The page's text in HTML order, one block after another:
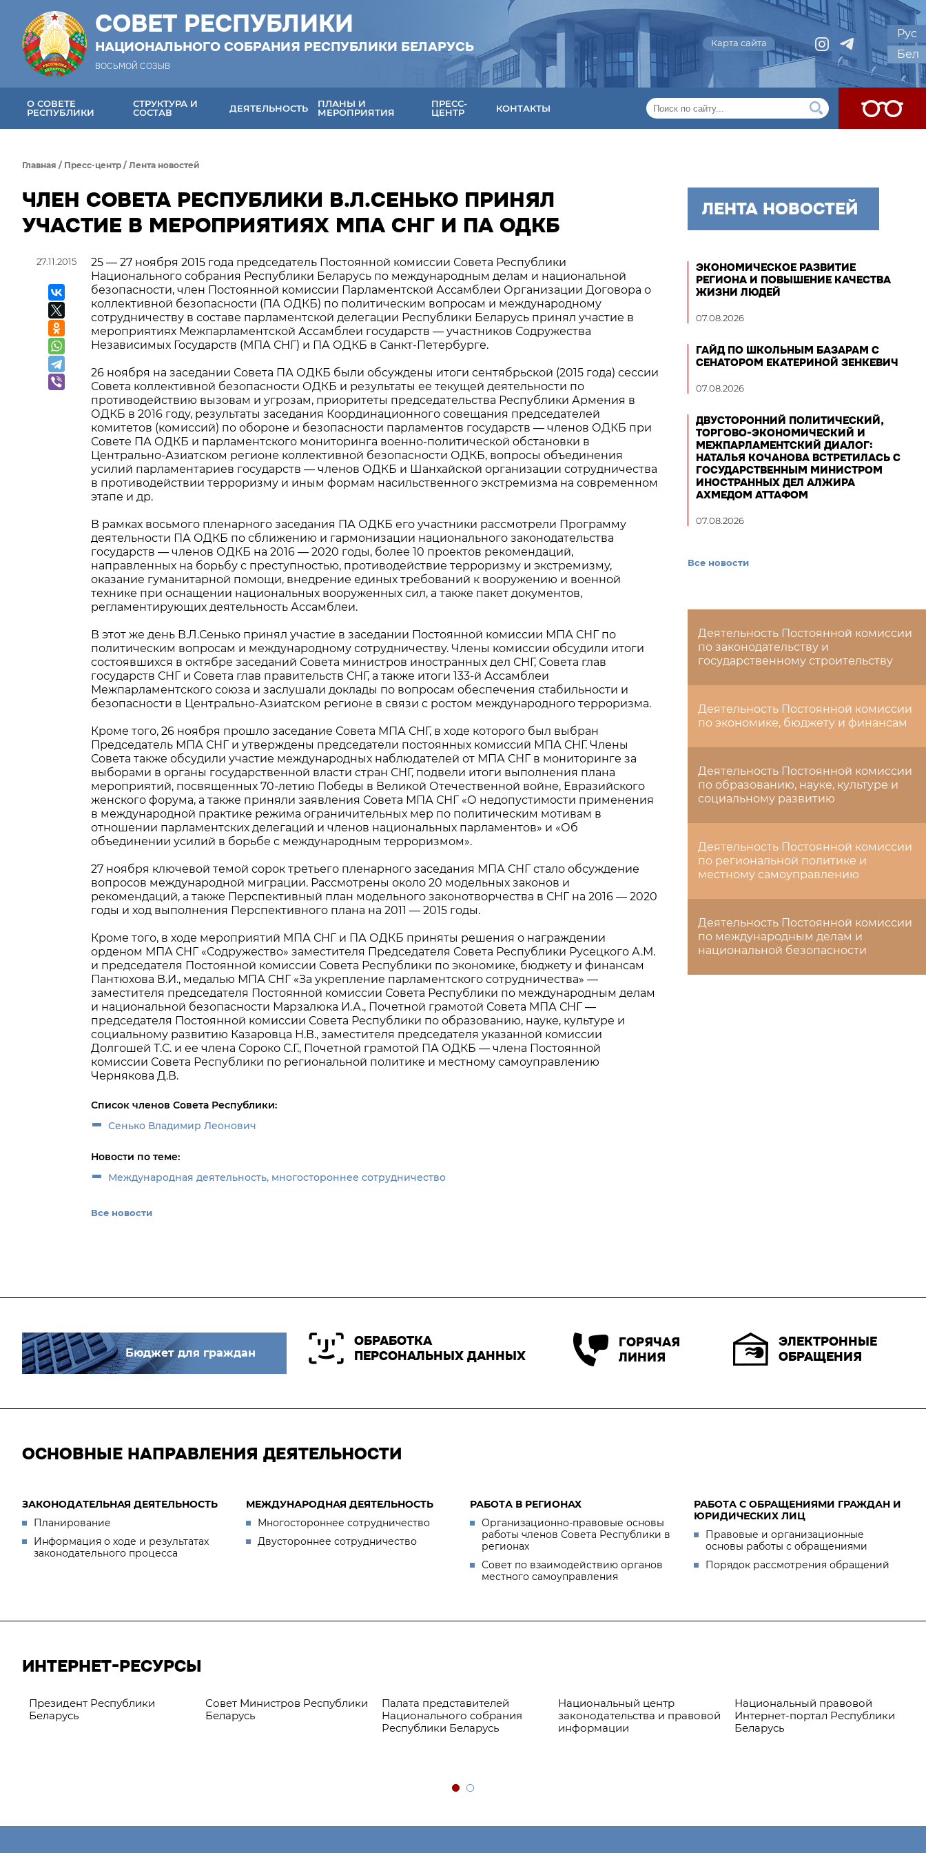
СОВЕТ РЕСПУБЛИКИ
НАЦИОНАЛЬНОГО СОБРАНИЯ РЕСПУБЛИКИ БЕЛАРУСЬ
ВОСЬМОЙ СОЗЫВ
Карта сайта
Рус
Бел
О СОВЕТЕ
РЕСПУБЛИКИ
СТРУКТУРА И
СОСТАВ
ДЕЯТЕЛЬНОСТЬ
ПЛАНЫ И
МЕРОПРИЯТИЯ
ПРЕСС-
ЦЕНТР
КОНТАКТЫ
Главная / Пресс-центр / Лента новостей
ЧЛЕН СОВЕТА РЕСПУБЛИКИ В.Л.СЕНЬКО ПРИНЯЛ
УЧАСТИЕ В МЕРОПРИЯТИЯХ МПА СНГ И ПА ОДКБ
27.11.2015
25 — 27 ноября 2015 года председатель Постоянной комиссии Совета Республики
Национального собрания Республики Беларусь по международным делам и национальной
безопасности, член Постоянной комиссии Парламентской Ассамблеи Организации Договора о
коллективной безопасности (ПА ОДКБ) по политическим вопросам и международному
сотрудничеству в составе парламентской делегации Республики Беларусь принял участие в
мероприятиях Межпарламентской Ассамблеи государств — участников Содружества
Независимых Государств (МПА СНГ) и ПА ОДКБ в Санкт-Петербурге.
26 ноября на заседании Совета ПА ОДКБ были обсуждены итоги сентябрьской (2015 года) сессии
Совета коллективной безопасности ОДКБ и результаты ее текущей деятельности по
противодействию вызовам и угрозам, приоритеты председательства Республики Армения в
ОДКБ в 2016 году, результаты заседания Координационного совещания председателей
комитетов (комиссий) по обороне и безопасности парламентов государств — членов ОДКБ при
Совете ПА ОДКБ и парламентского мониторинга военно-политической обстановки в
Центрально-Азиатском регионе коллективной безопасности ОДКБ, вопросы объединения
усилий парламентариев государств — членов ОДКБ и Шанхайской организации сотрудничества
в противодействии терроризму и иным формам насильственного экстремизма на современном
этапе и др.
В рамках восьмого пленарного заседания ПА ОДКБ его участники рассмотрели Программу
деятельности ПА ОДКБ по сближению и гармонизации национального законодательства
государств — членов ОДКБ на 2016 — 2020 годы, более 10 проектов рекомендаций,
направленных на борьбу с преступностью, противодействие терроризму и экстремизму,
оказание гуманитарной помощи, внедрение единых требований к вооружению и военной
технике при оснащении национальных вооруженных сил, а также пакет документов,
регламентирующих деятельность Ассамблеи.
В этот же день В.Л.Сенько принял участие в заседании Постоянной комиссии МПА СНГ по
политическим вопросам и международному сотрудничеству. Члены комиссии обсудили итоги
состоявшихся в октябре заседаний Совета министров иностранных дел СНГ, Совета глав
государств СНГ и Совета глав правительств СНГ, а также итоги 133-й Ассамблеи
Межпарламентского союза и заслушали доклады по вопросам обеспечения стабильности и
безопасности в Центрально-Азиатском регионе в связи с ростом международного терроризма.
Кроме того, 26 ноября прошло заседание Совета МПА СНГ, в ходе которого был выбран
Председатель МПА СНГ и утверждены председатели постоянных комиссий МПА СНГ. Члены
Совета также обсудили участие международных наблюдателей от МПА СНГ в мониторинге за
выборами в органы государственной власти стран СНГ, подвели итоги выполнения плана
мероприятий, посвященных 70-летию Победы в Великой Отечественной войне, Евразийского
женского форума, а также приняли заявления Совета МПА СНГ «О недопустимости применения
в международной практике режима ограничительных мер по политическим мотивам в
отношении парламентских делегаций и членов национальных парламентов» и «Об
объединении усилий в борьбе с международным терроризмом».
27 ноября ключевой темой сорок третьего пленарного заседания МПА СНГ стало обсуждение
вопросов международной миграции. Рассмотрены около 20 модельных законов и
рекомендаций, а также Перспективный план модельного законотворчества в СНГ на 2016 — 2020
годы и ход выполнения Перспективного плана на 2011 — 2015 годы.
Кроме того, в ходе мероприятий МПА СНГ и ПА ОДКБ приняты решения о награждении
орденом МПА СНГ «Содружество» заместителя Председателя Совета Республики Русецкого А.М.
и председателя Постоянной комиссии Совета Республики по экономике, бюджету и финансам
Пантюхова В.И., медалью МПА СНГ «За укрепление парламентского сотрудничества» —
заместителя председателя Постоянной комиссии Совета Республики по международным делам
и национальной безопасности Марзалюка И.А., Почетной грамотой Совета МПА СНГ —
председателя Постоянной комиссии Совета Республики по образованию, науке, культуре и
социальному развитию Казаровца Н.В., заместителя председателя указанной комиссии
Долгошей Т.С. и ее члена Сороко С.Г., Почетной грамотой ПА ОДКБ — члена Постоянной
комиссии Совета Республики по региональной политике и местному самоуправлению
Чернякова Д.В.
Список членов Совета Республики:
Сенько Владимир Леонович
Новости по теме:
Международная деятельность, многостороннее сотрудничество
Все новости
ЛЕНТА НОВОСТЕЙ
ЭКОНОМИЧЕСКОЕ РАЗВИТИЕ
РЕГИОНА И ПОВЫШЕНИЕ КАЧЕСТВА
ЖИЗНИ ЛЮДЕЙ
07.08.2026
ГАЙД ПО ШКОЛЬНЫМ БАЗАРАМ С
СЕНАТОРОМ ЕКАТЕРИНОЙ ЗЕНКЕВИЧ
07.08.2026
ДВУСТОРОННИЙ ПОЛИТИЧЕСКИЙ,
ТОРГОВО-ЭКОНОМИЧЕСКИЙ И
МЕЖПАРЛАМЕНТСКИЙ ДИАЛОГ:
НАТАЛЬЯ КОЧАНОВА ВСТРЕТИЛАСЬ С
ГОСУДАРСТВЕННЫМ МИНИСТРОМ
ИНОСТРАННЫХ ДЕЛ АЛЖИРА
АХМЕДОМ АТТАФОМ
07.08.2026
Все новости
Деятельность Постоянной комиссии
по законодательству и
государственному строительству
Деятельность Постоянной комиссии
по экономике, бюджету и финансам
Деятельность Постоянной комиссии
по образованию, науке, культуре и
социальному развитию
Деятельность Постоянной комиссии
по региональной политике и
местному самоуправлению
Деятельность Постоянной комиссии
по международным делам и
национальной безопасности
Бюджет для граждан
ОБРАБОТКА
ПЕРСОНАЛЬНЫХ ДАННЫХ
ГОРЯЧАЯ
ЛИНИЯ
ЭЛЕКТРОННЫЕ
ОБРАЩЕНИЯ
ОСНОВНЫЕ НАПРАВЛЕНИЯ ДЕЯТЕЛЬНОСТИ
ЗАКОНОДАТЕЛЬНАЯ ДЕЯТЕЛЬНОСТЬ
Планирование
Информация о ходе и результатах
законодательного процесса
МЕЖДУНАРОДНАЯ ДЕЯТЕЛЬНОСТЬ
Многостороннее сотрудничество
Двустороннее сотрудничество
РАБОТА В РЕГИОНАХ
Организационно-правовые основы
работы членов Совета Республики в
регионах
Совет по взаимодействию органов
местного самоуправления
РАБОТА С ОБРАЩЕНИЯМИ ГРАЖДАН И
ЮРИДИЧЕСКИХ ЛИЦ
Правовые и организационные
основы работы с обращениями
Порядок рассмотрения обращений
ИНТЕРНЕТ-РЕСУРСЫ
Президент Республики
Беларусь
Совет Министров Республики
Беларусь
Палата представителей
Национального собрания
Республики Беларусь
Национальный центр
законодательства и правовой
информации
Национальный правовой
Интернет-портал Республики
Беларусь